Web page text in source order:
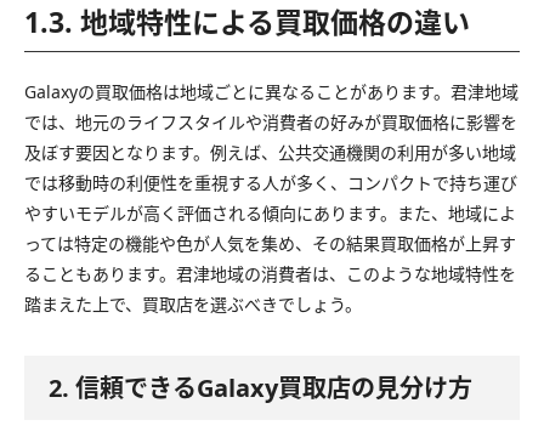
1.3. 地域特性による買取価格の違い
Galaxyの買取価格は地域ごとに異なることがあります。君津地域
では、地元のライフスタイルや消費者の好みが買取価格に影響を
及ぼす要因となります。例えば、公共交通機関の利用が多い地域
では移動時の利便性を重視する人が多く、コンパクトで持ち運び
やすいモデルが高く評価される傾向にあります。また、地域によ
っては特定の機能や色が人気を集め、その結果買取価格が上昇す
ることもあります。君津地域の消費者は、このような地域特性を
踏まえた上で、買取店を選ぶべきでしょう。
2. 信頼できるGalaxy買取店の見分け方